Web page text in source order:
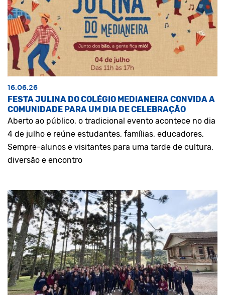
16.06.26
FESTA JULINA DO COLÉGIO MEDIANEIRA CONVIDA A
COMUNIDADE PARA UM DIA DE CELEBRAÇÃO
Aberto ao público, o tradicional evento acontece no dia
4 de julho e reúne estudantes, famílias, educadores,
Sempre-alunos e visitantes para uma tarde de cultura,
diversão e encontro